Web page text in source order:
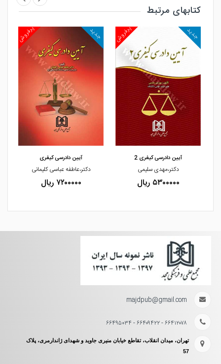
کتابهای مرتبط
مشاهده و خرید
پرفروش جدید
مشاهده و خرید
آیین دادرسی کیفری 2
دکتر،مهدی سلیمی
۵۳۰۰۰۰۰ ریال
پرفروش جدید
آیین دادرسی کیفری
دکتر،عاطفه عباسی کلیمانی
۷۲۰۰۰۰۰ ریال
majdpub@gmail.com
۶۶۴۱۲۰۷۸ - ۶۶۴۰۹۴۲۲ - ۶۶۴۹۵۰۳۴
تهران، میدان انقلاب، تقاطع خیابان منیری جاوید و شهدای ژاندارمری، پلاک
57